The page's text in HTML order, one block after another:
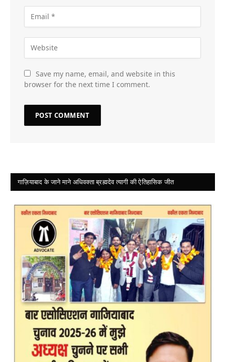
Save my name, email, and website in this
browser for the next time I comment.
गाज़ियाबाद के जाने माने अधिवक्ता ब्रह्मदेव त्यागी की ऐतिहासिक जीत